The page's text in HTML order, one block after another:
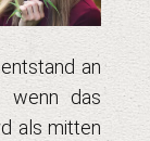
an
wenn das
als mitten